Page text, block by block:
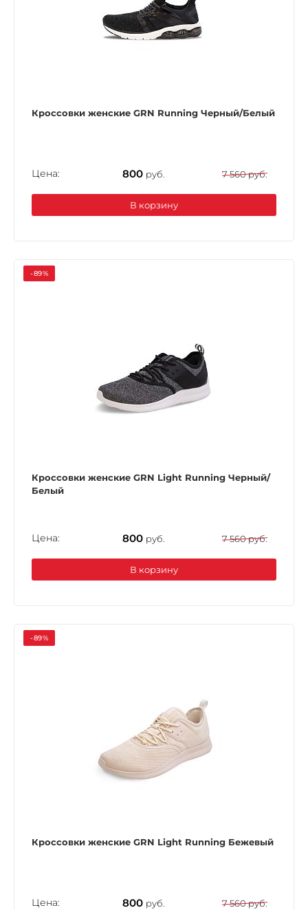
Кроссовки женские GRN Running Черный/Белый
Цена: 800 руб. 7 560 руб.
В корзину
-89%
Кроссовки женские GRN Light Running Черный/
Белый
Цена: 800 руб. 7 560 руб.
В корзину
-89%
Кроссовки женские GRN Light Running Бежевый
Цена: 800 руб. 7 560 руб.